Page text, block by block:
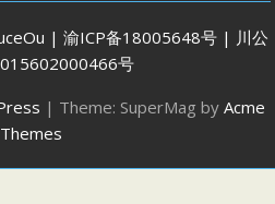
| 渝ICP备18005648号 | 川公
号
| Theme: SuperMag by Acme
Themes